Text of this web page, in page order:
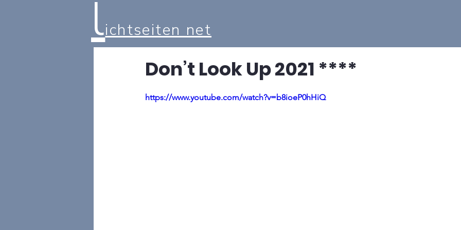
lichtseiten net
Don’t Look Up 2021 ****
https://www.youtube.com/watch?v=b8ioeP0hHiQ